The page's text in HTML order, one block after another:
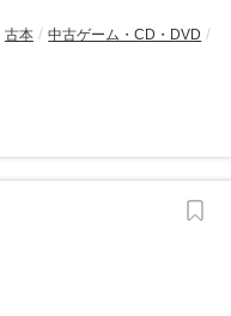
古本
中古ゲーム・CD・DVD